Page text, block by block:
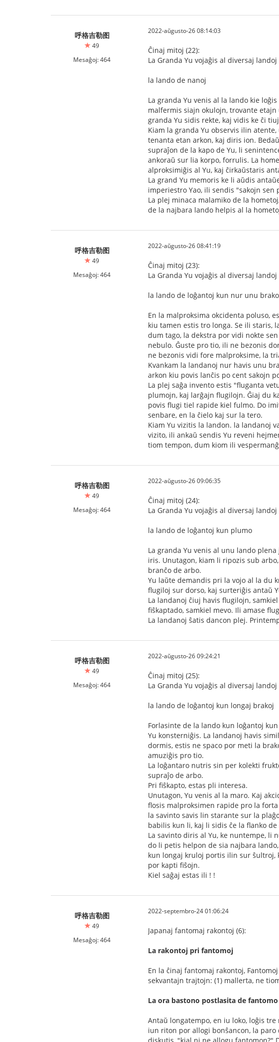
呼格吉勒图
49
Mesaĝoj: 464
2022-aŭgusto-26 08:14:03
Ĉinaj mitoj (22):
La Granda Yu vojaĝis al diversaj landoj
la lando de nanoj
La granda Yu venis al la lando kie
malfermis siajn okulojn, trovante
granda Yu sidis rekte, kaj vidis ke ĉi
Kiam la granda Yu observis ilin
tenanta etan arkon, kaj diris ion.
supraĵon de la kapo de Yu, li
ankoraŭ sur lia korpo, forrulis. La
alproksimiĝis al Yu, kaj ĉirkaŭstaris
La grand Yu memoris ke li aŭdis
imperiestro Yao, ili sendis "sakojn
La plej minaca malamiko de la
de la najbara lando helpis al la
呼格吉勒图
49
Mesaĝoj: 464
2022-aŭgusto-26 08:41:19
Ĉinaj mitoj (23):
La Granda Yu vojaĝis al diversaj landoj
la lando de loĝantoj kun nur unu brako
En la malproksima okcidenta poluso,
kiu tamen estis tro longa. Se ili staris,
dum tago, la dekstra por vidi nokte
nebulo. Ĝuste pro tio, ili ne bezonis
ne bezonis vidi fore malproksime, la
Kvankam la landanoj nur havis unu
arkon kiu povis lanĉis po cent sakojn
La plej saĝa invento estis "fluganta
plumojn, kaj larĝajn flugilojn. Ĝiaj du
povis flugi tiel rapide kiel fulmo. Do
senbare, en la ĉielo kaj sur la tero.
Kiam Yu vizitis la landon. la landanoj
vizito, ili ankaŭ sendis Yu reveni
tiom tempon, dum kiom ili
呼格吉勒图
49
Mesaĝoj: 464
2022-aŭgusto-26 09:06:35
Ĉinaj mitoj (24):
La Granda Yu vojaĝis al diversaj landoj
la lando de loĝantoj kun plumo
La granda Yu venis al unu lando
iris. Unutagon, kiam li ripozis sub
branĉo de arbo.
Yu laŭte demandis pri la vojo al la du
flugiloj sur dorso, kaj surteriĝis antaŭ
La landanoj ĉiuj havis flugilojn,
fiŝkaptado, samkiel mevo. Ili amase
La landanoj ŝatis dancon plej.
呼格吉勒图
49
Mesaĝoj: 464
2022-aŭgusto-26 09:24:21
Ĉinaj mitoj (25):
La Granda Yu vojaĝis al diversaj landoj
la lando de loĝantoj kun longaj brakoj
Forlasinte de la lando kun loĝantoj
Yu konsterniĝis. La landanoj havis
dormis, estis ne spaco por meti la
amuziĝis pro tio.
La loĝantaro nutris sin per kolekti
supraĵo de arbo.
Pri fiŝkapto, estas pli interesa.
Unutagon, Yu venis al la maro. Kaj
flosis malproksimen rapide pro la
la savinto savis lin starante sur la
babilis kun li, kaj li sidis ĉe la flanko
La savinto diris al Yu, ke nuntempe, li
do li petis helpon de sia najbara
kun longaj kruloj portis ilin sur ŝultroj,
por kapti fiŝojn.
Kiel saĝaj estas ili ! !
呼格吉勒图
49
Mesaĝoj: 464
2022-septembro-24 01:06:24
Japanaj fantomaj rakontoj (6):
La rakontoj pri fantomoj
En la ĉinaj fantomaj rakontoj,
sekvantajn trajtojn: (1) mallerta, ne
La ora bastono postlasita de fantomo
Antaŭ longatempo, en iu loko, loĝis
iun riton por allogi bonŝancon, la